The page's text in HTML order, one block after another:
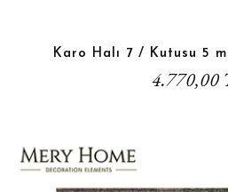
Karo Halı 7 / Kutusu 5
4.770,00